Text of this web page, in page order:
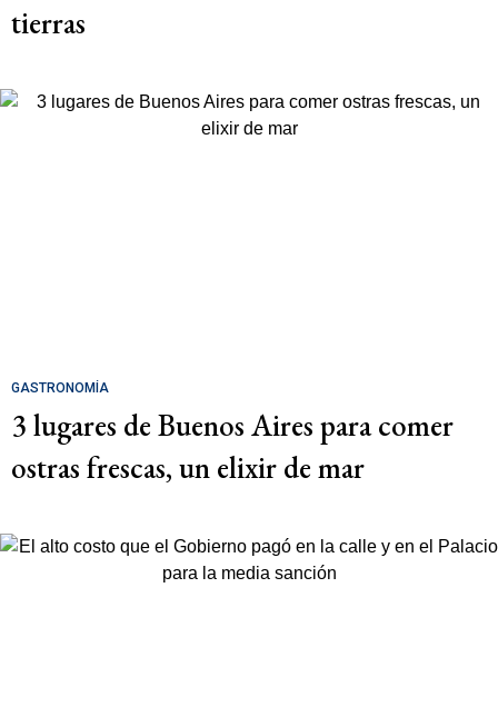
tierras
GASTRONOMÍA
3 lugares de Buenos Aires para comer
ostras frescas, un elixir de mar